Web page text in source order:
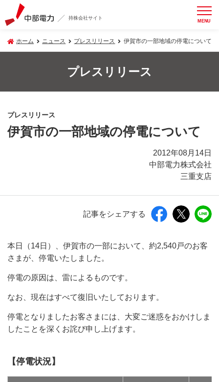
持株会社サイト MENU
ホーム ニュース プレスリリース 伊賀市の一部地域の停電について
プレスリリース
プレスリリース
伊賀市の一部地域の停電について
2012年08月14日
中部電力株式会社
三重支店
記事をシェアする
本日（14日）、伊賀市の一部において、約2,540戸のお客
さまが、停電いたしました。
停電の原因は、雷によるものです。
なお、現在はすべて復旧いたしております。
停電となりましたお客さまには、大変ご迷惑をおかけしま
したことを深くお詫び申し上げます。
【停電状況】